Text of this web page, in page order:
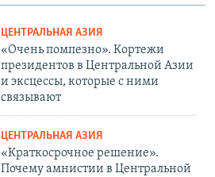
ЦЕНТРАЛЬНАЯ АЗИЯ
«Очень помпезно». Кортежи
президентов в Центральной Азии
и эксцессы, которые с ними
связывают
ЦЕНТРАЛЬНАЯ АЗИЯ
«Краткосрочное решение».
Почему амнистии в Центральной